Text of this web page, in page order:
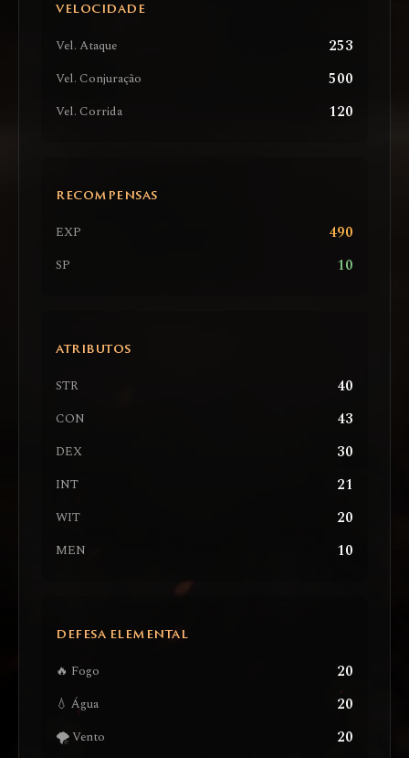
VELOCIDADE
Vel. Ataque 253
Vel. Conjuração 500
Vel. Corrida 120
RECOMPENSAS
EXP 490
SP 10
ATRIBUTOS
STR 40
CON 43
DEX 30
INT 21
WIT 20
MEN 10
DEFESA ELEMENTAL
🔥 Fogo 20
💧 Água 20
🌪️ Vento 20